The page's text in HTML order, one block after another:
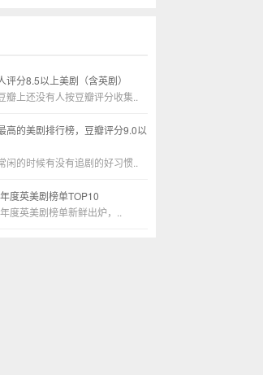
评分8.5以上美剧（含英剧）
瓣上还没有人按豆瓣评分收集..
高的美剧排行榜，豆瓣评分9.0以
闲的时候有没有追剧的好习惯..
度英美剧榜单TOP10
度英美剧榜单新鲜出炉，..